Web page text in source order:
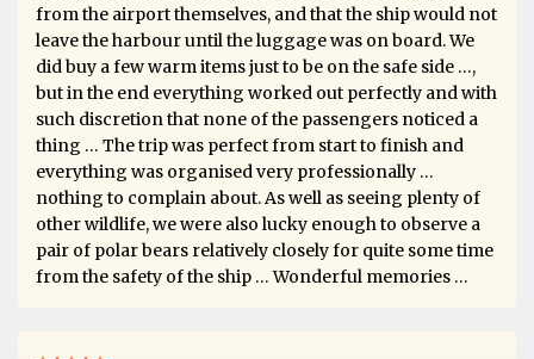
from the airport themselves, and that the ship would not
leave the harbour until the luggage was on board. We
did buy a few warm items just to be on the safe side …,
but in the end everything worked out perfectly and with
such discretion that none of the passengers noticed a
thing … The trip was perfect from start to finish and
everything was organised very professionally …
nothing to complain about. As well as seeing plenty of
other wildlife, we were also lucky enough to observe a
pair of polar bears relatively closely for quite some time
from the safety of the ship … Wonderful memories …